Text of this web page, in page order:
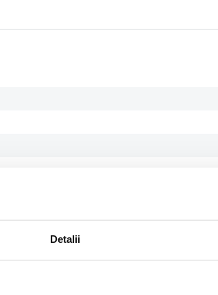
Detalii